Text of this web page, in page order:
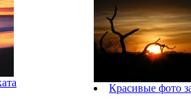
Красивые фото